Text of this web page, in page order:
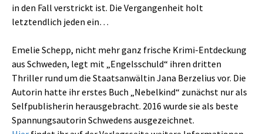
in den Fall verstrickt ist. Die Vergangenheit holt
letztendlich jeden ein…
Emelie Schepp, nicht mehr ganz frische Krimi-Entdeckung
aus Schweden, legt mit „Engelsschuld“ ihren dritten
Thriller rund um die Staatsanwältin Jana Berzelius vor. Die
Autorin hatte ihr erstes Buch „Nebelkind“ zunächst nur als
Selfpublisherin herausgebracht. 2016 wurde sie als beste
Spannungsautorin Schwedens ausgezeichnet.